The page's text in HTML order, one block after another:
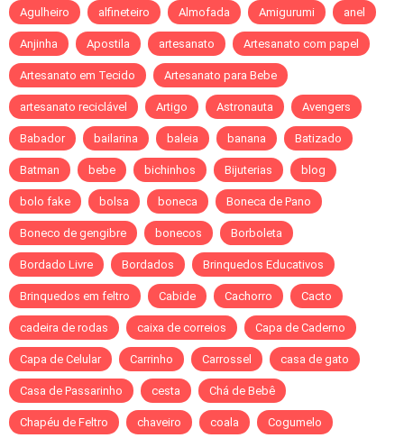
Agulheiro alfineteiro Almofada Amigurumi anel
Anjinha Apostila artesanato Artesanato com papel
Artesanato em Tecido Artesanato para Bebe
artesanato reciclável Artigo Astronauta Avengers
Babador bailarina baleia banana Batizado
Batman bebe bichinhos Bijuterias blog
bolo fake bolsa boneca Boneca de Pano
Boneco de gengibre bonecos Borboleta
Bordado Livre Bordados Brinquedos Educativos
Brinquedos em feltro Cabide Cachorro Cacto
cadeira de rodas caixa de correios Capa de Caderno
Capa de Celular Carrinho Carrossel casa de gato
Casa de Passarinho cesta Chá de Bebê
Chapéu de Feltro chaveiro coala Cogumelo